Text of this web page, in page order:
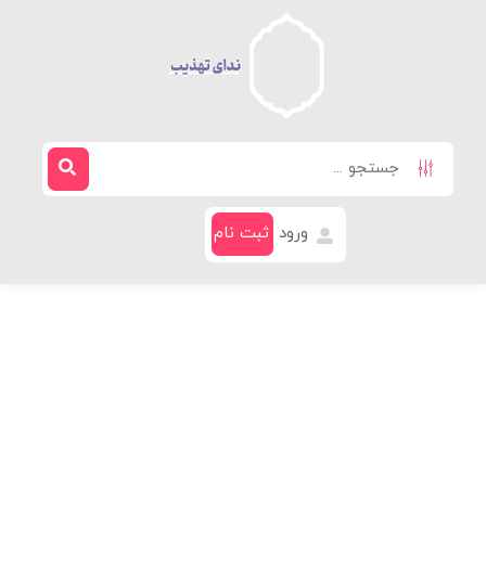
ورود ثبت نام